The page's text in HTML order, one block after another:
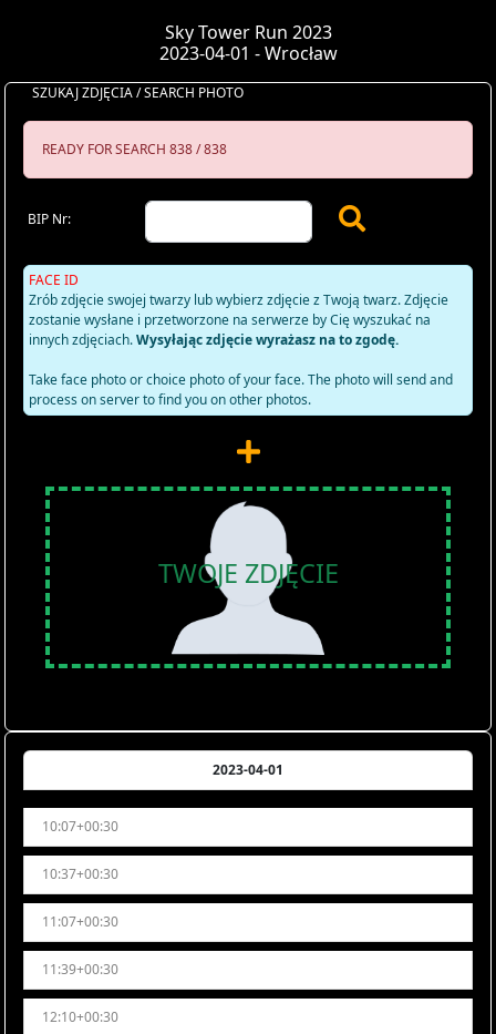
Sky Tower Run 2023
2023-04-01 - Wrocław
SZUKAJ ZDJĘCIA / SEARCH PHOTO
READY FOR SEARCH 838 / 838
BIP Nr:
FACE ID
Zrób zdjęcie swojej twarzy lub wybierz zdjęcie z Twoją twarz. Zdjęcie
zostanie wysłane i przetworzone na serwerze by Cię wyszukać na
innych zdjęciach.Wysyłając zdjęcie wyrażasz na to zgodę.
Take face photo or choice photo of your face. The photo will send and
process on server to find you on other photos.
TWOJE ZDJĘCIE
2023-04-01
10:07+00:30
10:37+00:30
11:07+00:30
11:39+00:30
12:10+00:30